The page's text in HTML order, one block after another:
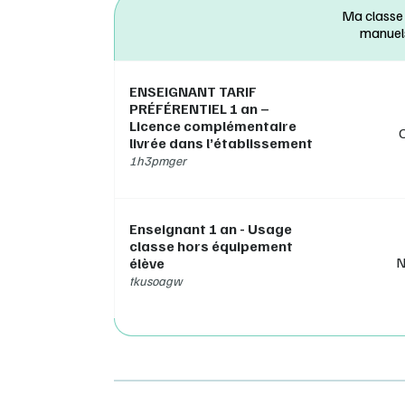
Lib
>
Ma
ENSEIGNANT TARIF
PRÉFÉRENTIEL 1 an –
Licence complémentaire
livrée dans l’établissement
1h3pmger
Enseignant 1 an - Usage
classe hors équipement
élève
tkusoagw